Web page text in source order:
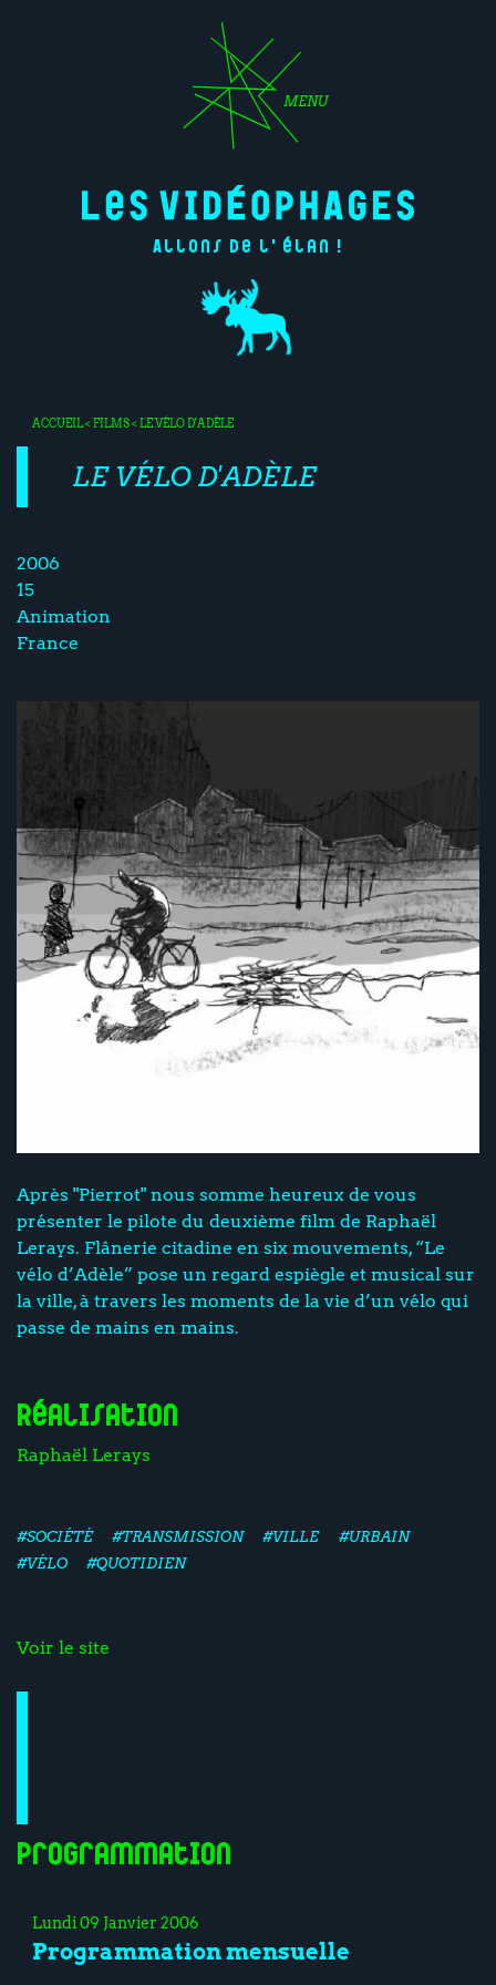
MENU
Allons de l'élan !
ACCUEIL< FILMS< LE VÉLO D'ADÈLE
LE VÉLO D'ADÈLE
2006
15
Animation
France
Après "Pierrot" nous somme heureux de vous
présenter le pilote du deuxième film de Raphaël
Lerays. Flânerie citadine en six mouvements, “Le
vélo d’Adèle” pose un regard espiègle et musical sur
la ville, à travers les moments de la vie d’un vélo qui
passe de mains en mains.
Réalisation
Raphaël Lerays
#SOCIÉTÉ #TRANSMISSION #VILLE
#URBAIN
#VÉLO
#QUOTIDIEN
Voir le site
Programmation
Lundi 09 Janvier 2006
Programmation mensuelle